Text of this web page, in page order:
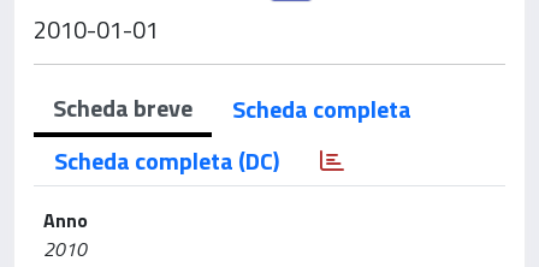
2010-01-01
Scheda breve
Scheda completa
Scheda completa (DC)
Anno
2010